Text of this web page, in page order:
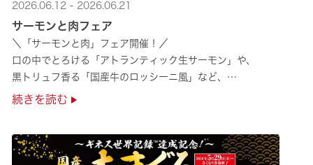
2026.06.12 - 2026.06.21
サーモンと肉フェア
＼「サーモンと肉」フェア開催！／
口の中でとろける「アトランティック生サーモン」や、
黒トリュフ香る「国産牛のロッシーニ風」など、
圧倒的な贅沢感をぜひ店舗でご堪能ください🍣
続きを読む